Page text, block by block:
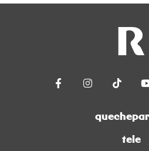
tele